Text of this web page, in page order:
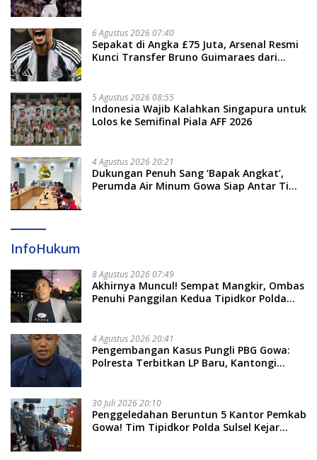
6 Agustus 2026 07:40
Sepakat di Angka £75 Juta, Arsenal Resmi
Kunci Transfer Bruno Guimaraes dari
5 Agustus 2026 08:55
Indonesia Wajib Kalahkan Singapura untuk
Lolos ke Semifinal Piala AFF 2026
4 Agustus 2026 20:21
Dukungan Penuh Sang ‘Bapak Angkat’,
Perumda Air Minum Gowa Siap Antar Tim
InfoHukum
8 Agustus 2026 07:49
Akhirnya Muncul! Sempat Mangkir, Ombas
Penuhi Panggilan Kedua Tipidkor Polda
4 Agustus 2026 20:41
Pengembangan Kasus Pungli PBG Gowa:
Polresta Terbitkan LP Baru, Kantongi
30 Juli 2026 20:10
Penggeledahan Beruntun 5 Kantor Pemkab
Gowa! Tim Tipidkor Polda Sulsel Kejar